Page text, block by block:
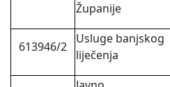
Županije
613946/2
Usluge banjskog
liječenja